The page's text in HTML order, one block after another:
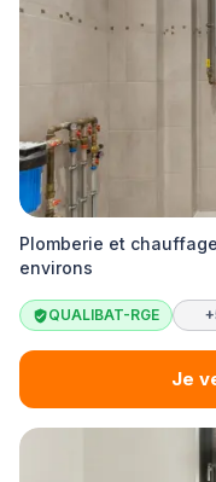
Plomberie et
environs
QUALIBAT-RGE
Je